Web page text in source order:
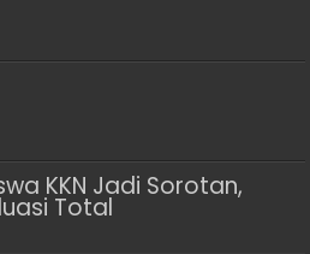
KKN Jadi Sorotan,
Total